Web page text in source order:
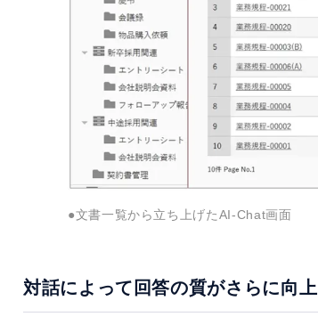
●文書一覧から立ち上げたAI-Chat画面
対話によって回答の質がさらに向上